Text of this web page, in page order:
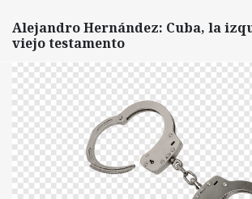
Alejandro Hernández: Cuba, la
viejo testamento